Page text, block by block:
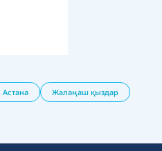
Астана Жалаңаш қыздар